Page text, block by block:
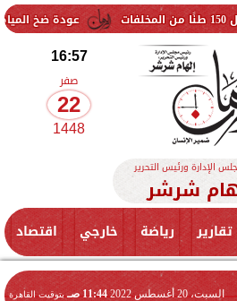
عودة ضخ المياه تدريجيًا
16:57
صفر
22
1448
الإدارة ورئيس التحرير
شرشر
تقارير رياضة خارجي اقتصاد
السبت، 20 أغسطس 2022 11:44 صـ بتوقيت القاهرة